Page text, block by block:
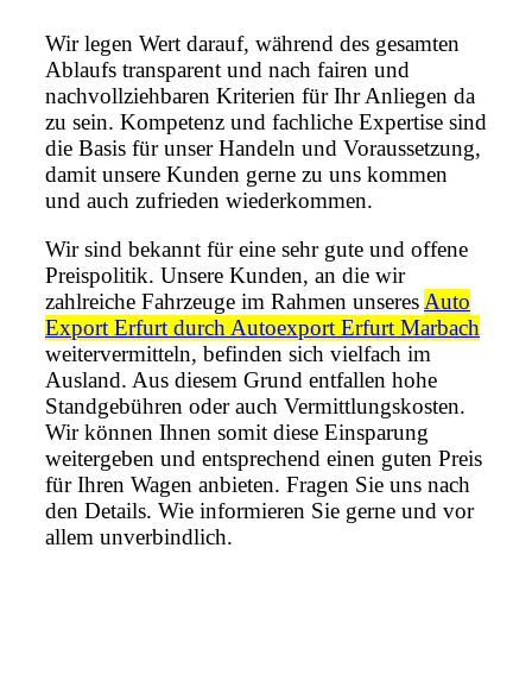
Wir legen Wert darauf, während des gesamten
Ablaufs transparent und nach fairen und
nachvollziehbaren Kriterien für Ihr Anliegen da
zu sein. Kompetenz und fachliche Expertise sind
die Basis für unser Handeln und Voraussetzung,
damit unsere Kunden gerne zu uns kommen
und auch zufrieden wiederkommen.
Wir sind bekannt für eine sehr gute und offene
Preispolitik. Unsere Kunden, an die wir
zahlreiche Fahrzeuge im Rahmen unseres Auto
Export Erfurt durch Autoexport Erfurt Marbach
weitervermitteln, befinden sich vielfach im
Ausland. Aus diesem Grund entfallen hohe
Standgebühren oder auch Vermittlungskosten.
Wir können Ihnen somit diese Einsparung
weitergeben und entsprechend einen guten Preis
für Ihren Wagen anbieten. Fragen Sie uns nach
den Details. Wie informieren Sie gerne und vor
allem unverbindlich.